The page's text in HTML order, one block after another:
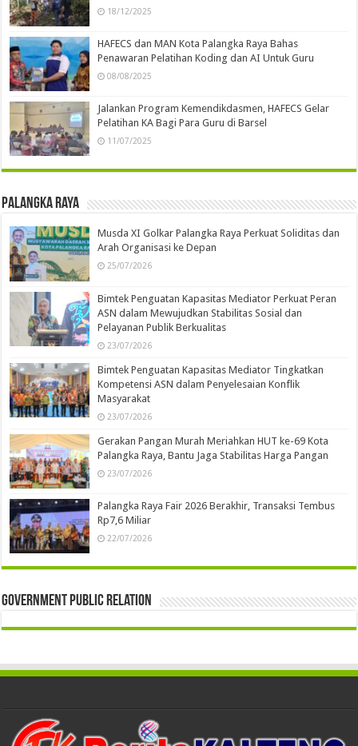
18/12/2025
HAFECS dan MAN Kota Palangka Raya Bahas
Penawaran Pelatihan Koding dan AI Untuk Guru
08/08/2025
Jalankan Program Kemendikdasmen, HAFECS Gelar
Pelatihan KA Bagi Para Guru di Barsel
11/07/2025
Palangka Raya
Musda XI Golkar Palangka Raya Perkuat Soliditas dan
Arah Organisasi ke Depan
25/07/2026
Bimtek Penguatan Kapasitas Mediator Perkuat Peran
ASN dalam Mewujudkan Stabilitas Sosial dan
Pelayanan Publik Berkualitas
23/07/2026
Bimtek Penguatan Kapasitas Mediator Tingkatkan
Kompetensi ASN dalam Penyelesaian Konflik
Masyarakat
23/07/2026
Gerakan Pangan Murah Meriahkan HUT ke-69 Kota
Palangka Raya, Bantu Jaga Stabilitas Harga Pangan
23/07/2026
Palangka Raya Fair 2026 Berakhir, Transaksi Tembus
Rp7,6 Miliar
22/07/2026
Government Public Relation